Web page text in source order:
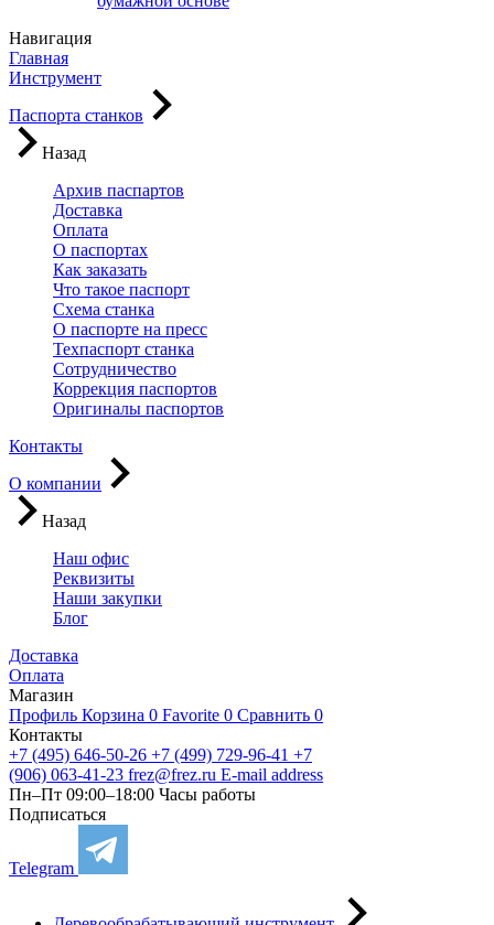
Навигация
Главная
Инструмент
Паспорта станков
Назад
Архив паспартов
Доставка
Оплата
О паспортах
Как заказать
Что такое паспорт
Схема станка
О паспорте на пресс
Техпаспорт станка
Сотрудничество
Коррекция паспортов
Оригиналы паспортов
Контакты
О компании
Назад
Наш офис
Реквизиты
Наши закупки
Блог
Доставка
Оплата
Магазин
Профиль Корзина 0 Favorite 0 Сравнить 0
Контакты
+7 (495) 646-50-26 +7 (499) 729-96-41 +7
(906) 063-41-23 frez@frez.ru E-mail address
Пн–Пт 09:00–18:00 Часы работы
Подписаться
Telegram